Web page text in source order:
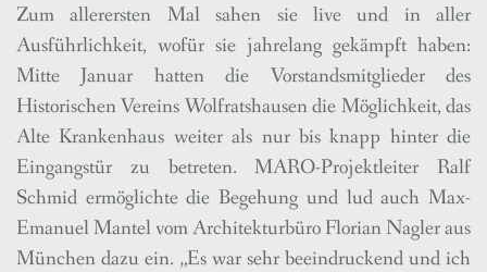
Zum allerersten Mal sahen sie live und in aller
Ausführlichkeit, wofür sie jahrelang gekämpft haben:
Mitte Januar hatten die Vorstandsmitglieder des
Historischen Vereins Wolfratshausen die Möglichkeit, das
Alte Krankenhaus weiter als nur bis knapp hinter die
Eingangstür zu betreten. MARO-Projektleiter Ralf
Schmid ermöglichte die Begehung und lud auch Max-
Emanuel Mantel vom Architekturbüro Florian Nagler aus
München dazu ein. „Es war sehr beeindruckend und ich